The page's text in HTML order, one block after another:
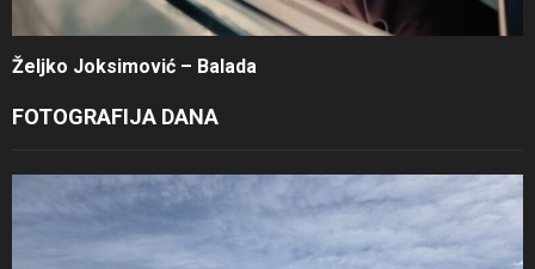
Željko Joksimović – Balada
FOTOGRAFIJA DANA